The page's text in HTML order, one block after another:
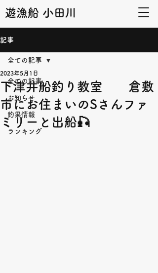
遊漁船 小田川
記事
全ての記事
お知らせ
釣果情報
ランキング
全ての記事
下津井船釣り教室 倉敷
市にお住まいのSさんファ
ミリーと出船🎣
2023年5月1日